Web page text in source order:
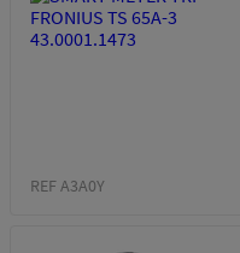
REF A3A0Y